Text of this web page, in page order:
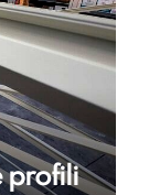
profili